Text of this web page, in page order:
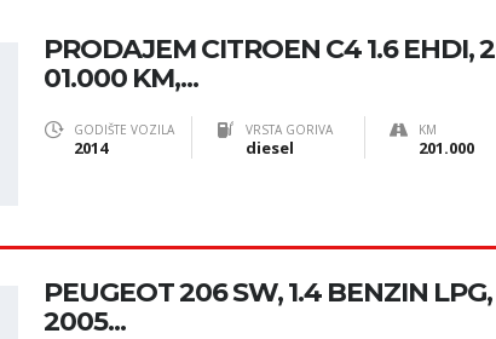
PRODAJEM CITROEN C4 1.6 EHDI, 2
01.000 KM,...
GODIŠTE VOZILA
2014
VRSTA GORIVA
diesel
KM
201.000
PEUGEOT 206 SW, 1.4 BENZIN LPG,
2005...